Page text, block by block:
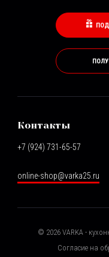
Контакты
+7 (924) 731-65-57
online-shop@varka25.ru
© 2026VARKA -
Согласие на